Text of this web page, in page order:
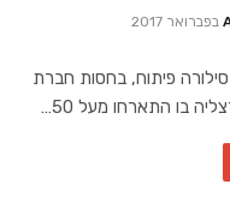
חברת סילורה פיתוח, בחסות חברת